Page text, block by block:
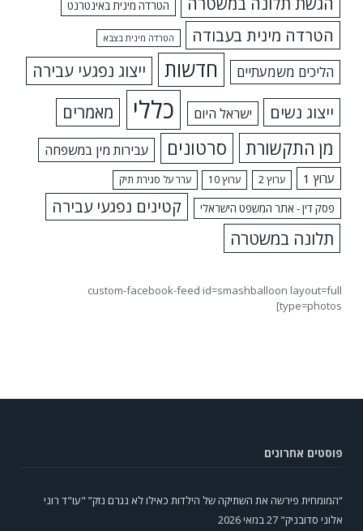
הטרדה מינית באינטרנט
הטרדה מינית בעבודה הטרדה מינית בצבא
הליכים משמעתיים חדשות
ייצוג נפגעי עבירה
ייצוג נשים
ישראל היום כללי מאמרים
מן התקשורת סרטונים עבירות מין במשפחה
ערוץ 1 ערוץ 2 ערוץ 10 ערר על סגירת תיק
פסק דין - אתר המשפט הישראלי קטינים נפגעי עבירה
תלונה במשטרה
custom-facebook-feed id=smashballoon layout=full
type=photos]
פוסטים אחרונים
“המומחית פירשה את השתיקה של הילדות כאילו לא נגרם נזק” "עו"ד רוני
אלוני סדובניק" 27 במאי 2026